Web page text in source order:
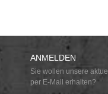
ANMELDEN
Sie wollen unsere
per E-Mail erhalten?